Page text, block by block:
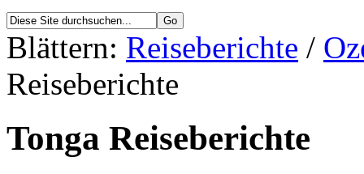
Blättern: Reiseberichte /
Reiseberichte
Tonga Reiseberichte